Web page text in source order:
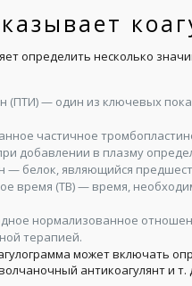
определить несколько
(ПТИ) — один из ключевых
частичное
добавлении в плазму
— белок, являющийся
время (ТВ) — время,
нормализованное
терапией.
может включать
антикоагулянт и т.